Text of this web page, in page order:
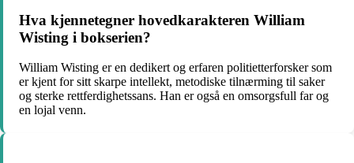
Hva kjennetegner hovedkarakteren William
Wisting i bokserien?
William Wisting er en dedikert og erfaren politietterforsker som
er kjent for sitt skarpe intellekt, metodiske tilnærming til saker
og sterke rettferdighetssans. Han er også en omsorgsfull far og
en lojal venn.